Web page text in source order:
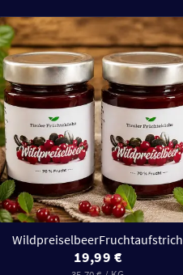
WildpreiselbeerFruchtaufstrich
19,99 €